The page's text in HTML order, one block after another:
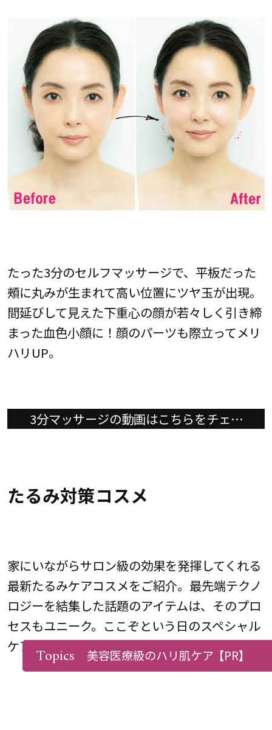
たった3分のセルフマッサージで、平板だった
頰に丸みが生まれて高い位置にツヤ玉が出現。
間延びして見えた下重心の顔が若々しく引き締
まった血色小顔に！顔のパーツも際立ってメリ
ハリUP。
3分マッサージの動画はこちらをチェッ
たるみ対策コスメ
家にいながらサロン級の効果を発揮してくれる
最新たるみケアコスメをご紹介。最先端テクノ
ロジーを結集した話題のアイテムは、そのプロ
セスもユニーク。ここぞという日のスペシャル
ケアにぴったり。
Topics 美容医療級のハリ肌ケア【PR】